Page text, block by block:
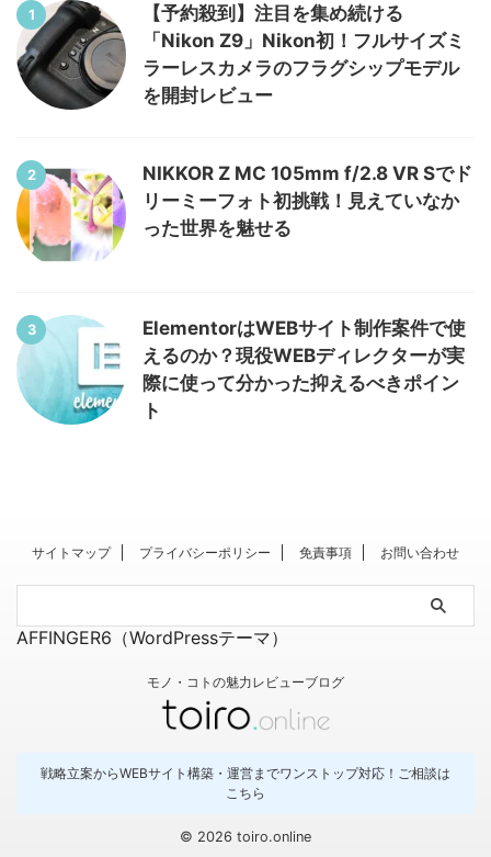
1
【予約殺到】注目を集め続ける
「Nikon Z9」Nikon初！フルサイズミ
ラーレスカメラのフラグシップモデル
を開封レビュー
2
NIKKOR Z MC 105mm f/2.8 VR Sでド
リーミーフォト初挑戦！見えていなか
った世界を魅せる
3
ElementorはWEBサイト制作案件で使
えるのか？現役WEBディレクターが実
際に使って分かった抑えるべきポイン
ト
サイトマップ プライバシーポリシー 免責事項 お問い合わせ
AFFINGER6（WordPressテーマ）
モノ・コトの魅力レビューブログ
戦略立案からWEBサイト構築・運営までワンストップ対応！ ご相談は
こちら
© 2026 toiro.online